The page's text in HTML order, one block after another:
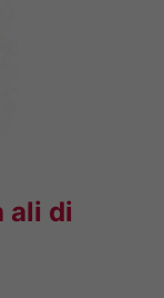
ali di